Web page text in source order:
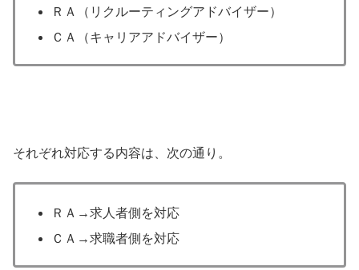
ＲＡ（リクルーティングアドバイザー）
ＣＡ（キャリアアドバイザー）
それぞれ対応する内容は、次の通り。
ＲＡ→求人者側を対応
ＣＡ→求職者側を対応